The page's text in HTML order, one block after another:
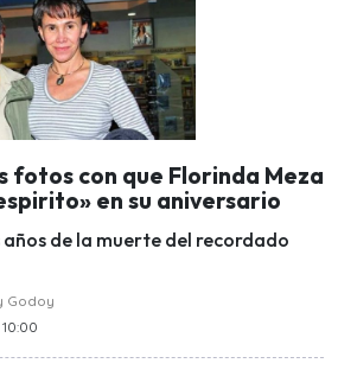
fotos con que Florinda Meza
en su aniversario
de la muerte del recordado
Godoy